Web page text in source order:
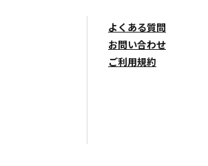
よくある質問
お問い合わせ
ご利用規約